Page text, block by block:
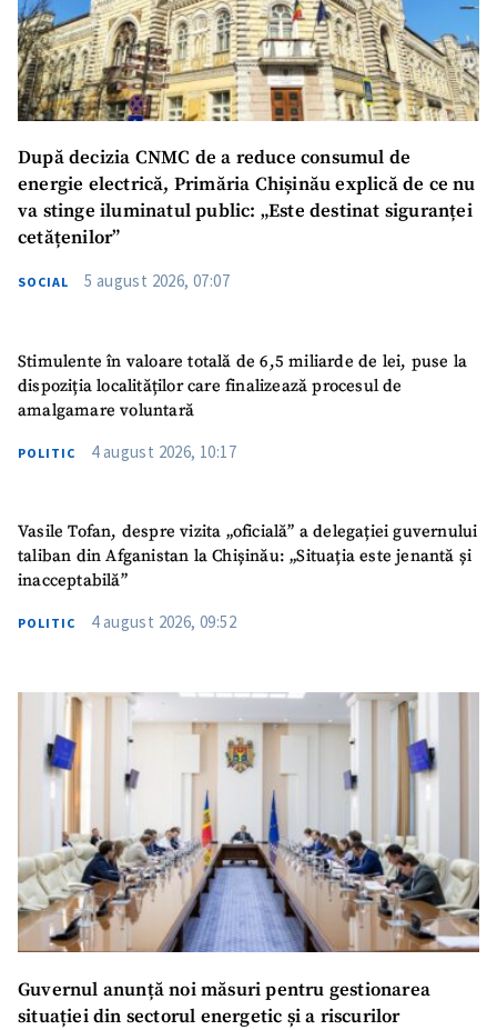
După decizia CNMC de a reduce consumul de
energie electrică, Primăria Chișinău explică de ce nu
va stinge iluminatul public: „Este destinat siguranței
cetățenilor”
SOCIAL 5 august 2026, 07:07
Stimulente în valoare totală de 6,5 miliarde de lei, puse la
dispoziția localităților care finalizează procesul de
amalgamare voluntară
POLITIC 4 august 2026, 10:17
Vasile Tofan, despre vizita „oficială” a delegației guvernului
taliban din Afganistan la Chișinău: „Situația este jenantă și
inacceptabilă”
POLITIC 4 august 2026, 09:52
Guvernul anunță noi măsuri pentru gestionarea
situației din sectorul energetic și a riscurilor